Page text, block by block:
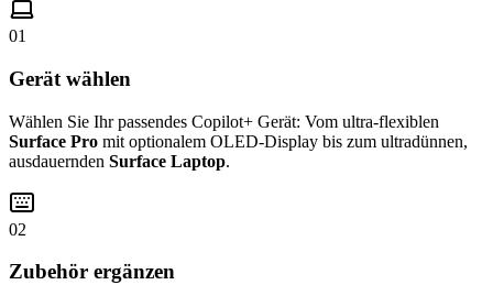
01
Gerät wählen
Wählen Sie Ihr passendes Copilot+ Gerät: Vom ultra-flexiblen
Surface Pro mit optionalem OLED-Display bis zum ultradünnen,
ausdauernden Surface Laptop.
02
Zubehör ergänzen